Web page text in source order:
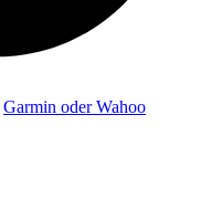
Garmin oder Wahoo